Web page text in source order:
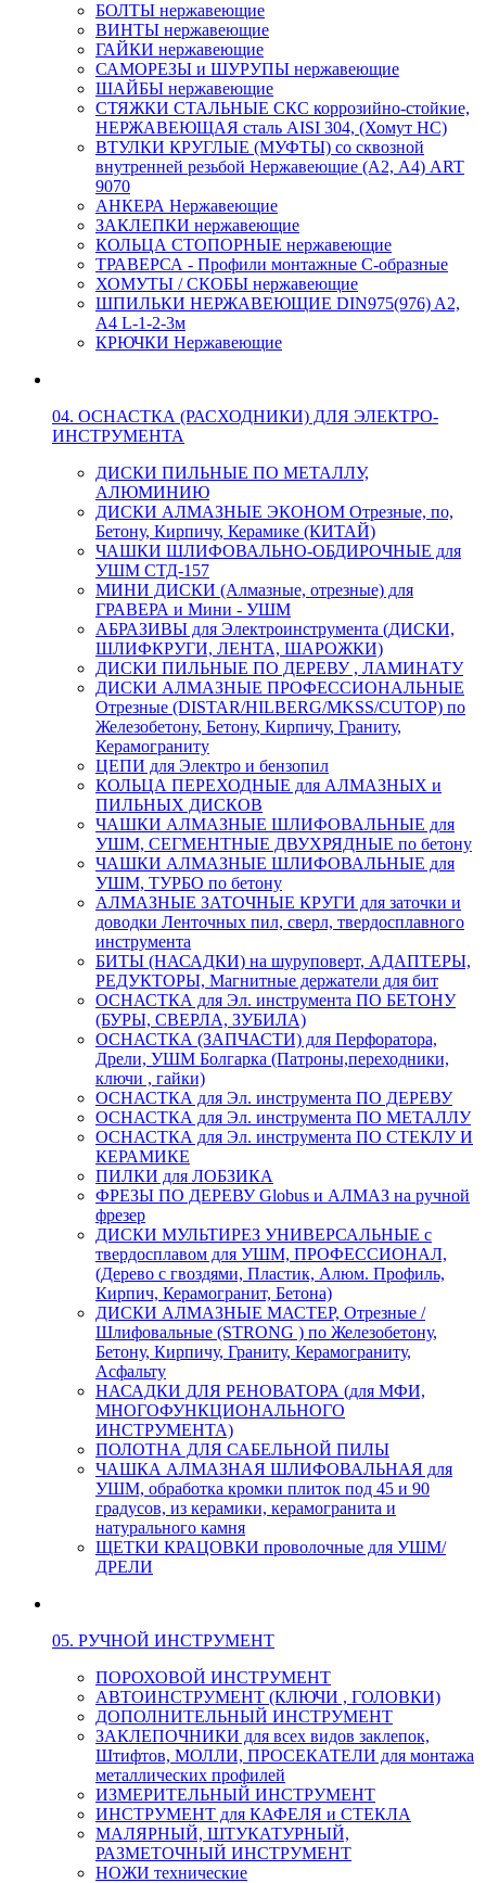
БОЛТЫ нержавеющие
ВИНТЫ нержавеющие
ГАЙКИ нержавеющие
САМОРЕЗЫ и ШУРУПЫ нержавеющие
ШАЙБЫ нержавеющие
СТЯЖКИ СТАЛЬНЫЕ СКС коррозийно-стойкие,
НЕРЖАВЕЮЩАЯ сталь AISI 304, (Хомут НС)
ВТУЛКИ КРУГЛЫЕ (МУФТЫ) со сквозной
внутренней резьбой Нержавеющие (А2, А4) ART
9070
АНКЕРА Нержавеющие
ЗАКЛЕПКИ нержавеющие
КОЛЬЦА СТОПОРНЫЕ нержавеющие
ТРАВЕРСА - Профили монтажные С-образные
ХОМУТЫ / СКОБЫ нержавеющие
ШПИЛЬКИ НЕРЖАВЕЮЩИЕ DIN975(976) A2,
А4 L-1-2-3м
КРЮЧКИ Нержавеющие
04. ОСНАСТКА (РАСХОДНИКИ) ДЛЯ ЭЛЕКТРО-
ИНСТРУМЕНТА
ДИСКИ ПИЛЬНЫЕ ПО МЕТАЛЛУ,
АЛЮМИНИЮ
ДИСКИ АЛМАЗНЫЕ ЭКОНОМ Отрезные, по,
Бетону, Кирпичу, Керамике (КИТАЙ)
ЧАШКИ ШЛИФОВАЛЬНО-ОБДИРОЧНЫЕ для
УШМ СТД-157
МИНИ ДИСКИ (Алмазные, отрезные) для
ГРАВЕРА и Мини - УШМ
АБРАЗИВЫ для Электроинструмента (ДИСКИ,
ШЛИФКРУГИ, ЛЕНТА, ШАРОЖКИ)
ДИСКИ ПИЛЬНЫЕ ПО ДЕРЕВУ , ЛАМИНАТУ
ДИСКИ АЛМАЗНЫЕ ПРОФЕССИОНАЛЬНЫЕ
Отрезные (DISTAR/HILBERG/MKSS/CUTOP) по
Железобетону, Бетону, Кирпичу, Граниту,
Керамограниту
ЦЕПИ для Электро и бензопил
КОЛЬЦА ПЕРЕХОДНЫЕ для АЛМАЗНЫХ и
ПИЛЬНЫХ ДИСКОВ
ЧАШКИ АЛМАЗНЫЕ ШЛИФОВАЛЬНЫЕ для
УШМ, СЕГМЕНТНЫЕ ДВУХРЯДНЫЕ по бетону
ЧАШКИ АЛМАЗНЫЕ ШЛИФОВАЛЬНЫЕ для
УШМ, ТУРБО по бетону
АЛМАЗНЫЕ ЗАТОЧНЫЕ КРУГИ для заточки и
доводки Ленточных пил, сверл, твердосплавного
инструмента
БИТЫ (НАСАДКИ) на шуруповерт, АДАПТЕРЫ,
РЕДУКТОРЫ, Магнитные держатели для бит
ОСНАСТКА для Эл. инструмента ПО БЕТОНУ
(БУРЫ, СВЕРЛА, ЗУБИЛА)
ОСНАСТКА (ЗАПЧАСТИ) для Перфоратора,
Дрели, УШМ Болгарка (Патроны,переходники,
ключи , гайки)
ОСНАСТКА для Эл. инструмента ПО ДЕРЕВУ
ОСНАСТКА для Эл. инструмента ПО МЕТАЛЛУ
ОСНАСТКА для Эл. инструмента ПО СТЕКЛУ И
КЕРАМИКЕ
ПИЛКИ для ЛОБЗИКА
ФРЕЗЫ ПО ДЕРЕВУ Globus и АЛМАЗ на ручной
фрезер
ДИСКИ МУЛЬТИРЕЗ УНИВЕРСАЛЬНЫЕ с
твердосплавом для УШМ, ПРОФЕССИОНАЛ,
(Дерево с гвоздями, Пластик, Алюм. Профиль,
Кирпич, Керамогранит, Бетона)
ДИСКИ АЛМАЗНЫЕ МАСТЕР, Отрезные /
Шлифовальные (STRONG ) по Железобетону,
Бетону, Кирпичу, Граниту, Керамограниту,
Асфальту
НАСАДКИ ДЛЯ РЕНОВАТОРА (для МФИ,
МНОГОФУНКЦИОНАЛЬНОГО
ИНСТРУМЕНТА)
ПОЛОТНА ДЛЯ САБЕЛЬНОЙ ПИЛЫ
ЧАШКА АЛМАЗНАЯ ШЛИФОВАЛЬНАЯ для
УШМ, обработка кромки плиток под 45 и 90
градусов, из керамики, керамогранита и
натурального камня
ЩЕТКИ КРАЦОВКИ проволочные для УШМ/
ДРЕЛИ
05. РУЧНОЙ ИНСТРУМЕНТ
ПОРОХОВОЙ ИНСТРУМЕНТ
АВТОИНСТРУМЕНТ (КЛЮЧИ , ГОЛОВКИ)
ДОПОЛНИТЕЛЬНЫЙ ИНСТРУМЕНТ
ЗАКЛЕПОЧНИКИ для всех видов заклепок,
Штифтов, МОЛЛИ, ПРОСЕКАТЕЛИ для монтажа
металлических профилей
ИЗМЕРИТЕЛЬНЫЙ ИНСТРУМЕНТ
ИНСТРУМЕНТ для КАФЕЛЯ и СТЕКЛА
МАЛЯРНЫЙ, ШТУКАТУРНЫЙ,
РАЗМЕТОЧНЫЙ ИНСТРУМЕНТ
НОЖИ технические